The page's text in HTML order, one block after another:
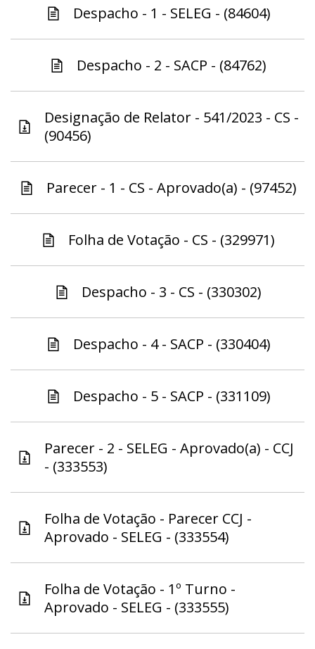
Despacho - 1 - SELEG - (84604)
Despacho - 2 - SACP - (84762)
Designação de Relator - 541/2023 - CS -
(90456)
Parecer - 1 - CS - Aprovado(a) - (97452)
Folha de Votação - CS - (329971)
Despacho - 3 - CS - (330302)
Despacho - 4 - SACP - (330404)
Despacho - 5 - SACP - (331109)
Parecer - 2 - SELEG - Aprovado(a) - CCJ
- (333553)
Folha de Votação - Parecer CCJ -
Aprovado - SELEG - (333554)
Folha de Votação - 1º Turno -
Aprovado - SELEG - (333555)